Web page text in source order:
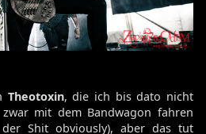
Theotoxin, die ich bis dato nicht
mit dem Bandwagon fahren
Shit obviously), aber das tut